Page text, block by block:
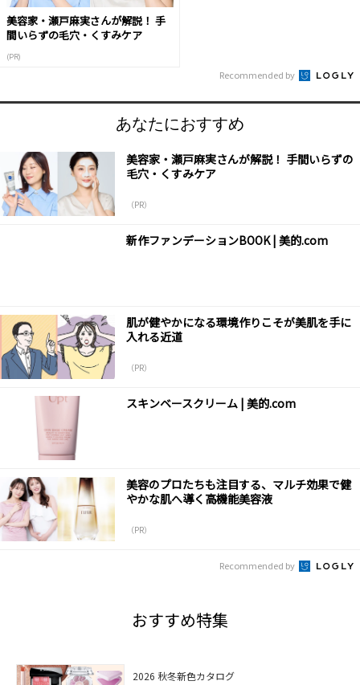
美容家・瀬戸麻実さんが解説！ 手
間いらずの毛穴・くすみケア
(PR)
Recommended by
あなたにおすすめ
美容家・瀬戸麻実さんが解説！ 手間いらずの
毛穴・くすみケア
（PR）
新作ファンデーションBOOK | 美的.com
肌が健やかになる環境作りこそが美肌を手に
入れる近道
（PR）
スキンベースクリーム | 美的.com
美容のプロたちも注目する、マルチ効果で健
やかな肌へ導く高機能美容液
（PR）
Recommended by
おすすめ特集
2026 秋冬新色カタログ